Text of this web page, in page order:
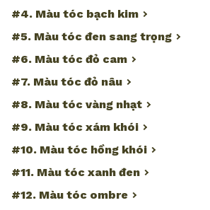
#4. Màu tóc bạch kim
#5. Màu tóc đen sang trọng
#6. Màu tóc đỏ cam
#7. Màu tóc đỏ nâu
#8. Màu tóc vàng nhạt
#9. Màu tóc xám khói
#10. Màu tóc hồng khói
#11. Màu tóc xanh đen
#12. Màu tóc ombre